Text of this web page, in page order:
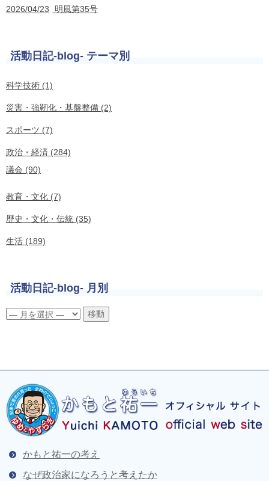
2026/04/23 明風第35号
活動日記-blog- テーマ別
科学技術 (1)
災害・強靭化・基盤整備 (2)
スポーツ (7)
政治・経済 (284)
議会 (90)
教育・文化 (7)
歴史・文化・伝統 (35)
生活 (189)
活動日記-blog- 月別
かもと祐一の考え
なぜ政治家になろうと考えたか